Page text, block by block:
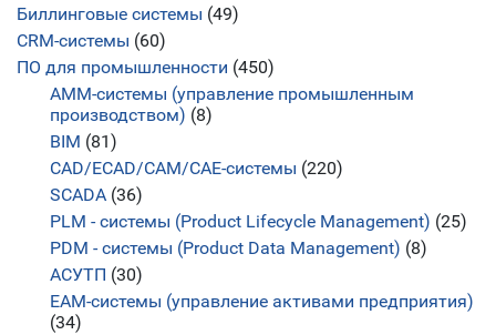
Биллинговые системы (49)
CRM-системы (60)
ПО для промышленности (450)
AMM-системы (управление промышленным
производством) (8)
BIM (81)
CAD/ECAD/CAM/CAE-системы (220)
SCADA (36)
PLM - системы (Product Lifecycle Management) (25)
PDM - системы (Product Data Management) (8)
АСУТП (30)
EAM-системы (управление активами предприятия)
(34)